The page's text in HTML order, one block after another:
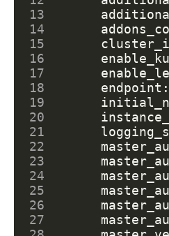
13
14
15
16
17
18
19
20
21
22
23
24
25
26
27